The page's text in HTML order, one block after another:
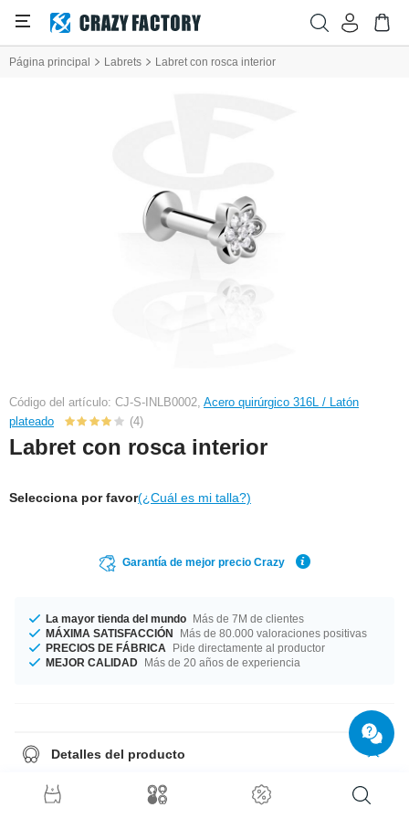
Página principal Labrets Labret con rosca interior
Código del artículo: CJ-S-INLB0002, Acero quirúrgico 316L / Latón
plateado
(4)
Labret con rosca interior
Selecciona por favor(¿Cuál es mi talla?)
Garantía de mejor precio Crazy
La mayor tienda del mundo Más de 7M de clientes
MÁXIMA SATISFACCIÓN
Más de 80.000 valoraciones positivas
PRECIOS DE FÁBRICA
Pide directamente al productor
MEJOR CALIDAD Más de 20 años de experiencia
Detalles del producto
Elige tu tamaño desde 5 mm a 7 mm de longitud. Elegante pero atrevido
en color cristal ¿Y qué mejor compañía que este piercing fabricado con